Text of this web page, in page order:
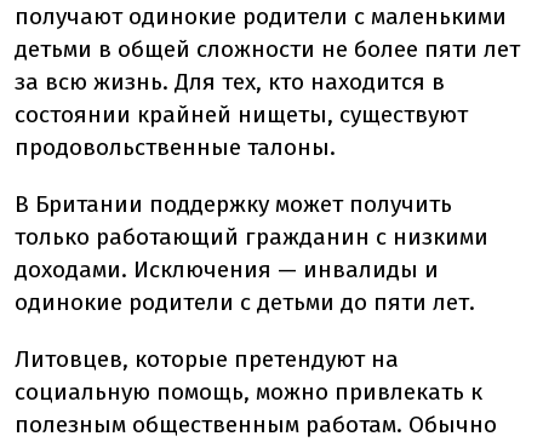
получают одинокие родители с маленькими
детьми в общей сложности не более пяти лет
за всю жизнь. Для тех, кто находится в
состоянии крайней нищеты, существуют
продовольственные талоны.
В Британии поддержку может получить
только работающий гражданин с низкими
доходами. Исключения — инвалиды и
одинокие родители с детьми до пяти лет.
Литовцев, которые претендуют на
социальную помощь, можно привлекать к
полезным общественным работам. Обычно